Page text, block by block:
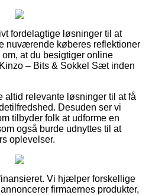
fordelagtige løsninger til at
nuværende køberes reflektioner
at du besigtiger online
– Bits & Sokkel Sæt inden
altid relevante løsninger til at få
Desuden ser vi
tilbyder folk at udforme en
også burde udnyttes til at
oplevelser.
Vi hjælper forskellige
firmaernes produkter,